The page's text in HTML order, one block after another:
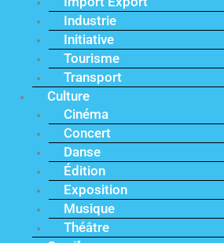
Industrie
Initiative
Tourisme
Transport
Culture
Cinéma
Concert
Danse
Édition
Exposition
Musique
Théâtre